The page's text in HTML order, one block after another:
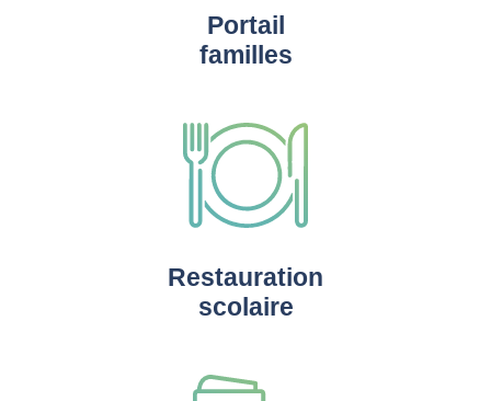
Portail
familles
Restauration
scolaire